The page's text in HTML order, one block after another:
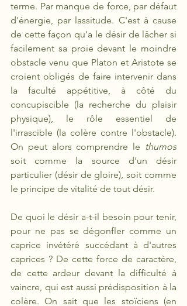
terme. Par manque de force, par défaut
d'énergie, par lassitude. C'est à cause
de cette façon qu'a le désir de lâcher si
facilement sa proie devant le moindre
obstacle venu que Platon et Aristote se
croient obligés de faire intervenir dans
la faculté appétitive, à côté du
concupiscible (la recherche du plaisir
physique), le rôle essentiel de
l'irrascible (la colère contre l'obstacle).
On peut alors comprendre le thumos
soit comme la source d'un désir
particulier (désir de gloire), soit comme
le principe de vitalité de tout désir.
De quoi le désir a-t-il besoin pour tenir,
pour ne pas se dégonfler comme un
caprice invétéré succédant à d'autres
caprices ? De cette force de caractère,
de cette ardeur devant la difficulté à
vaincre, qui est aussi prédisposition à la
colère. On sait que les stoïciens (en